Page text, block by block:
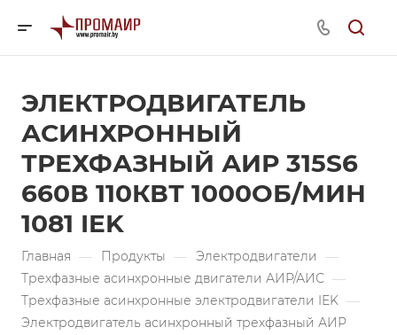
ЭЛЕКТРОДВИГАТЕЛЬ
АСИНХРОННЫЙ
ТРЕХФАЗНЫЙ АИР 315S6
660В 110КВТ 1000ОБ/МИН
1081 IEK
Главная — Продукты — Электродвигатели —
Трехфазные асинхронные двигатели АИР/АИС —
Трехфазные асинхронные электродвигатели IEK —
Электродвигатель асинхронный трехфазный АИР